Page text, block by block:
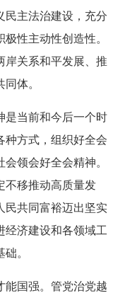
民主法治建设，充分
性主动性创造性。
岸关系和平发展、推
体。
是当前和今后一个时
种方式，组织好全会
领会好全会精神。
不移推动高质量发
民共同富裕迈出坚实
经济建设和各领域工
。
能国强。管党治党越